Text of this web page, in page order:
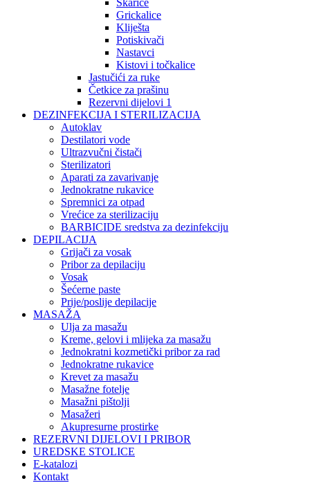
Škarice
Grickalice
Kliješta
Potiskivači
Nastavci
Kistovi i točkalice
Jastučići za ruke
Četkice za prašinu
Rezervni dijelovi 1
DEZINFEKCIJA I STERILIZACIJA
Autoklav
Destilatori vode
Ultrazvučni čistači
Sterilizatori
Aparati za zavarivanje
Jednokratne rukavice
Spremnici za otpad
Vrećice za sterilizaciju
BARBICIDE sredstva za dezinfekciju
DEPILACIJA
Grijači za vosak
Pribor za depilaciju
Vosak
Šećerne paste
Prije/poslije depilacije
MASAŽA
Ulja za masažu
Kreme, gelovi i mlijeka za masažu
Jednokratni kozmetički pribor za rad
Jednokratne rukavice
Krevet za masažu
Masažne fotelje
Masažni pištolji
Masažeri
Akupresurne prostirke
REZERVNI DIJELOVI I PRIBOR
UREDSKE STOLICE
E-katalozi
Kontakt